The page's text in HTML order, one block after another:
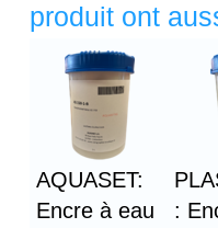
produit ont
Titre 1
AQUASET:
Encre à eau
: